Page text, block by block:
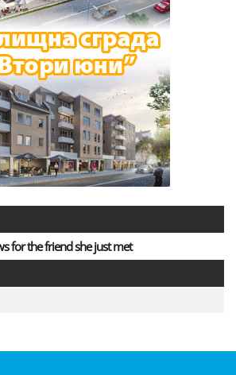
for the friend she just met